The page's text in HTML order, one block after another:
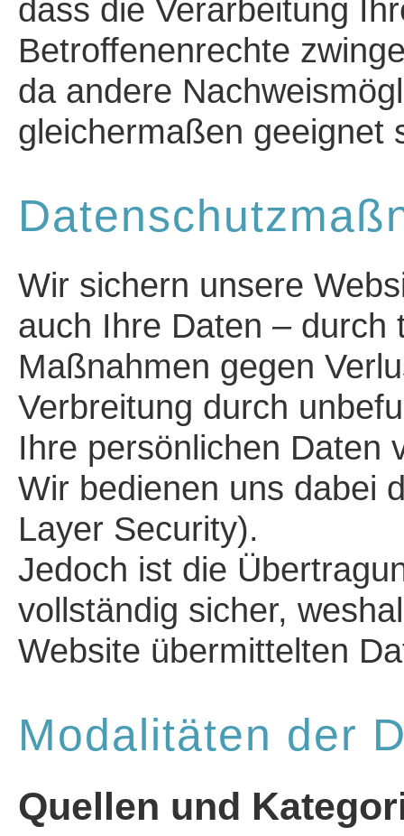
dass die Verarbeitung
Betroffenenrechte
da andere
gleichermaßen geeignet
Wir sichern unsere
auch Ihre Daten – durch
Maßnahmen gegen
Verbreitung durch
Ihre persönlichen Daten
Wir bedienen uns dabei
Layer Security).
Jedoch ist die
vollständig sicher,
Website übermittelten
Modalitäten der
Quellen und